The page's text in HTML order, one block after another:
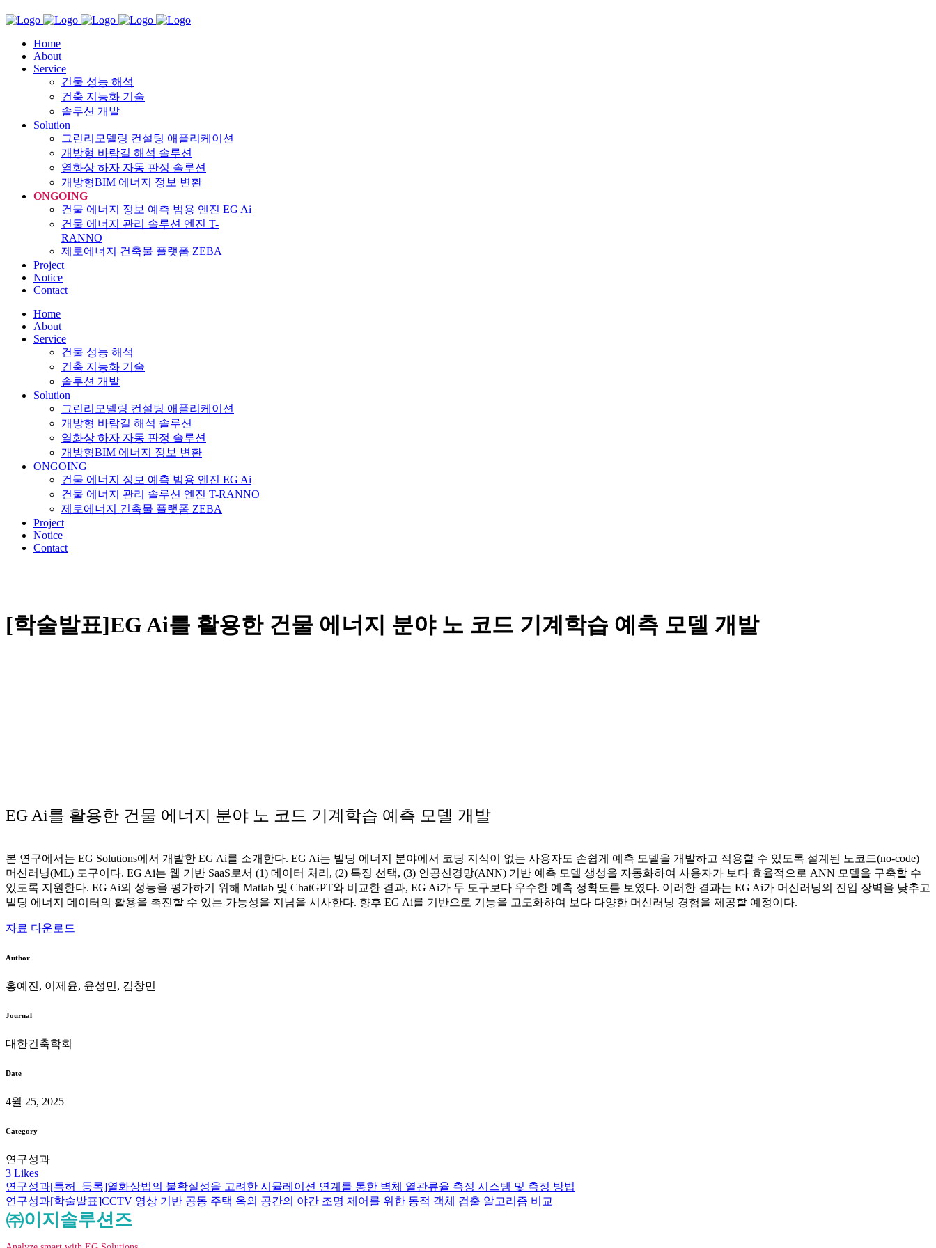
Home
About
Service
건물 성능 해석
건축 지능화 기술
솔루션 개발
Solution
그린리모델링 컨설팅 애플리케이션
개방형 바람길 해석 솔루션
열화상 하자 자동 판정 솔루션
개방형BIM 에너지 정보 변환
ONGOING
건물 에너지 정보 예측 범용 엔진 EG Ai
건물 에너지 관리 솔루션 엔진 T-
RANNO
제로에너지 건축물 플랫폼 ZEBA
Project
Notice
Contact
Home
About
Service
건물 성능 해석
건축 지능화 기술
솔루션 개발
Solution
그린리모델링 컨설팅 애플리케이션
개방형 바람길 해석 솔루션
열화상 하자 자동 판정 솔루션
개방형BIM 에너지 정보 변환
ONGOING
건물 에너지 정보 예측 범용 엔진 EG Ai
건물 에너지 관리 솔루션 엔진 T-RANNO
제로에너지 건축물 플랫폼 ZEBA
Project
Notice
Contact
[학술발표]EG Ai를 활용한 건물 에너지 분야 노 코드 기계학습 예측 모델 개발
EG Ai를 활용한 건물 에너지 분야 노 코드 기계학습 예측 모델 개발
본 연구에서는 EG Solutions에서 개발한 EG Ai를 소개한다. EG Ai는 빌딩 에너지 분야에서 코딩 지식이 없는 사용자도 손쉽게 예측 모델을 개발하고 적용할 수 있도록 설계된 노코드(no-code)
머신러닝(ML) 도구이다. EG Ai는 웹 기반 SaaS로서 (1) 데이터 처리, (2) 특징 선택, (3) 인공신경망(ANN) 기반 예측 모델 생성을 자동화하여 사용자가 보다 효율적으로 ANN 모델을 구축할 수
있도록 지원한다. EG Ai의 성능을 평가하기 위해 Matlab 및 ChatGPT와 비교한 결과, EG Ai가 두 도구보다 우수한 예측 정확도를 보였다. 이러한 결과는 EG Ai가 머신러닝의 진입 장벽을 낮추고
빌딩 에너지 데이터의 활용을 촉진할 수 있는 가능성을 지님을 시사한다. 향후 EG Ai를 기반으로 기능을 고도화하여 보다 다양한 머신러닝 경험을 제공할 예정이다.
자료 다운로드
Author
홍예진, 이제윤, 윤성민, 김창민
Journal
대한건축학회
Date
4월 25, 2025
Category
연구성과
3 Likes
연구성과[특허_등록]열화상법의 불확실성을 고려한 시뮬레이션 연계를 통한 벽체 열관류율 측정 시스템 및 측정 방법
연구성과[학술발표]CCTV 영상 기반 공동 주택 옥외 공간의 야간 조명 제어를 위한 동적 객체 검출 알고리즘 비교
㈜이지솔루션즈